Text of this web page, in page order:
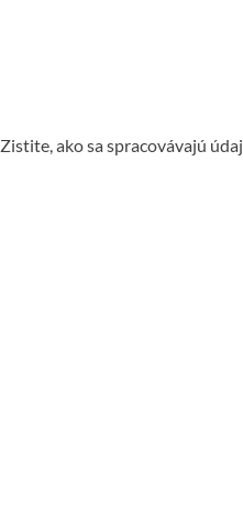
Zistite, ako sa spracovávajú